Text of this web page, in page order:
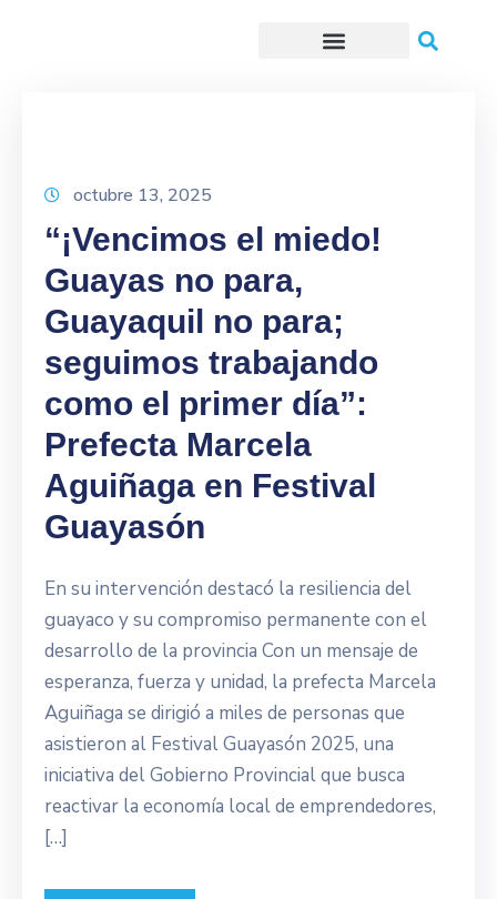
octubre 13, 2025
“¡Vencimos el miedo!
Guayas no para,
Guayaquil no para;
seguimos trabajando
como el primer día”:
Prefecta Marcela
Aguiñaga en Festival
Guayasón
En su intervención destacó la resiliencia del
guayaco y su compromiso permanente con el
desarrollo de la provincia Con un mensaje de
esperanza, fuerza y unidad, la prefecta Marcela
Aguiñaga se dirigió a miles de personas que
asistieron al Festival Guayasón 2025, una
iniciativa del Gobierno Provincial que busca
reactivar la economía local de emprendedores,
[…]